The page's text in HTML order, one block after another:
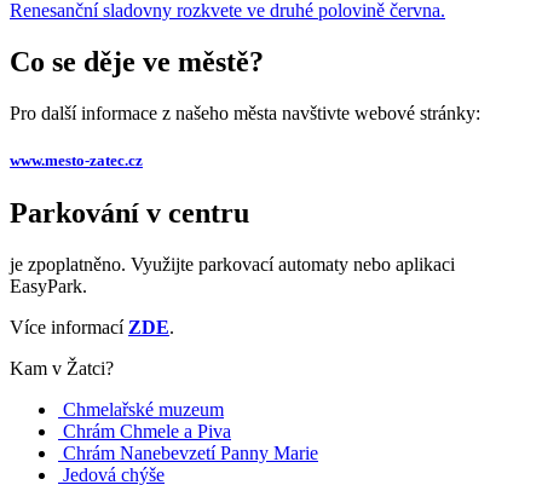
Renesanční sladovny rozkvete ve druhé polovině června.
Co se děje ve městě?
Pro další informace z našeho města navštivte webové stránky:
www.mesto-zatec.cz
Parkování v centru
je zpoplatněno. Využijte parkovací automaty nebo aplikaci
EasyPark.
Více informací ZDE.
Kam v Žatci?
Chmelařské muzeum
Chrám Chmele a Piva
Chrám Nanebevzetí Panny Marie
Jedová chýše